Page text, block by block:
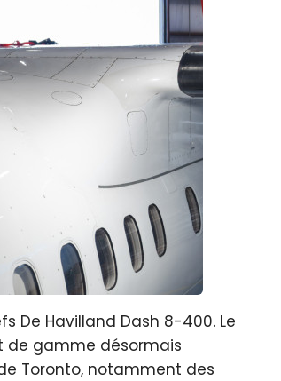
De Havilland Dash 8-400. Le
de gamme désormais
Toronto, notamment des